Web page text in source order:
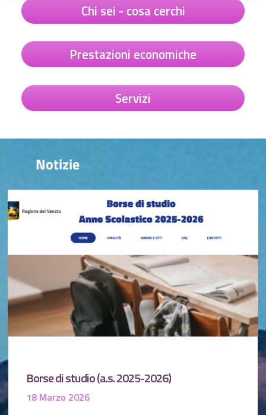
Chi sei - cosa cerchi
Prestazioni economiche
Servizi
Notizie
Borse di studio (a.s. 2025-2026)
18 Marzo 2026